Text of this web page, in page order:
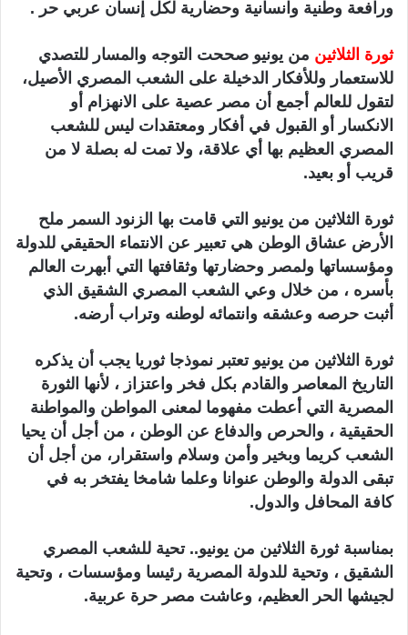
ورافعة وطنية وانسانية وحضارية لكل إنسان عربي حر .
ثورة الثلاثين من يونيو صححت التوجه والمسار للتصدي
للاستعمار وللأفكار الدخيلة على الشعب المصري الأصيل،
لتقول للعالم أجمع أن مصر عصية على الانهزام أو
الانكسار أو القبول في أفكار ومعتقدات ليس للشعب
المصري العظيم بها أي علاقة، ولا تمت له بصلة لا من
قريب أو بعيد.
ثورة الثلاثين من يونيو التي قامت بها الزنود السمر ملح
الأرض عشاق الوطن هي تعبير عن الانتماء الحقيقي للدولة
ومؤسساتها ولمصر وحضارتها وثقافتها التي أبهرت العالم
بأسره ، من خلال وعي الشعب المصري الشقيق الذي
أثبت حرصه وعشقه وانتمائه لوطنه وتراب أرضه.
ثورة الثلاثين من يونيو تعتبر نموذجا ثوريا يجب أن يذكره
التاريخ المعاصر والقادم بكل فخر واعتزاز ، لأنها الثورة
المصرية التي أعطت مفهوما لمعنى المواطن والمواطنة
الحقيقية ، والحرص والدفاع عن الوطن ، من أجل أن يحيا
الشعب كريما وبخير وأمن وسلام واستقرار، من أجل أن
تبقى الدولة والوطن عنوانا وعلما شامخا يفتخر به في
كافة المحافل والدول.
بمناسبة ثورة الثلاثين من يونيو.. تحية للشعب المصري
الشقيق ، وتحية للدولة المصرية رئيسا ومؤسسات ، وتحية
لجيشها الحر العظيم، وعاشت مصر حرة عربية.